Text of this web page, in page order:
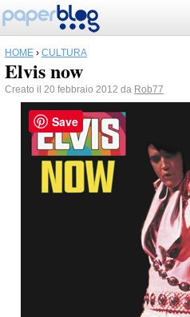
HOME › CULTURA
Elvis now
Creato il 20 febbraio 2012 da Rob77
Save